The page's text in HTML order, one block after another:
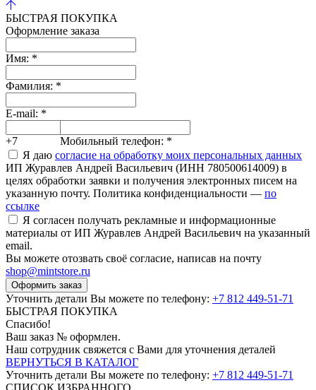
БЫСТРАЯ ПОКУПКА
Оформление заказа
Имя: *
Фамилия: *
E-mail: *
+7 Мобильный телефон: *
Я даю согласие на обработку моих персональных данных
ИП Журавлев Андрей Васильевич (ИНН 780500614009) в
целях обработки заявки и получения электронных писем на
указанную почту. Политика конфиденциальности — по
ссылке
Я согласен получать рекламные и информационные
материалы от ИП Журавлев Андрей Васильевич на указанный
email.
Вы можете отозвать своё согласие, написав на почту
shop@mintstore.ru
Оформить заказ
Уточнить детали Вы можете по телефону: +7 812 449-51-71
БЫСТРАЯ ПОКУПКА
Спасибо!
Ваш заказ № оформлен.
Наш сотрудник свяжется с Вами для уточнения деталей
ВЕРНУТЬСЯ В КАТАЛОГ
Уточнить детали Вы можете по телефону: +7 812 449-51-71